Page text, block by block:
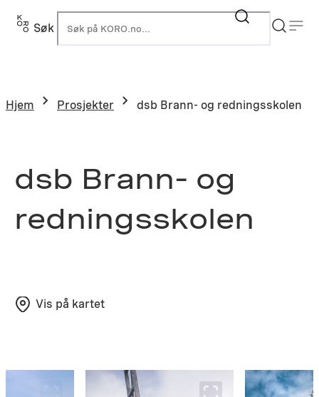
Hopp
Søk
Hjem Prosjekter dsb Brann- og redningsskolen
dsb Brann- og
redningsskolen
Vis på kartet